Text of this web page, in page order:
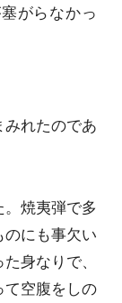
がらなかっ
れたのであ
焼夷弾で多
にも事欠い
身なりで、
空腹をしの